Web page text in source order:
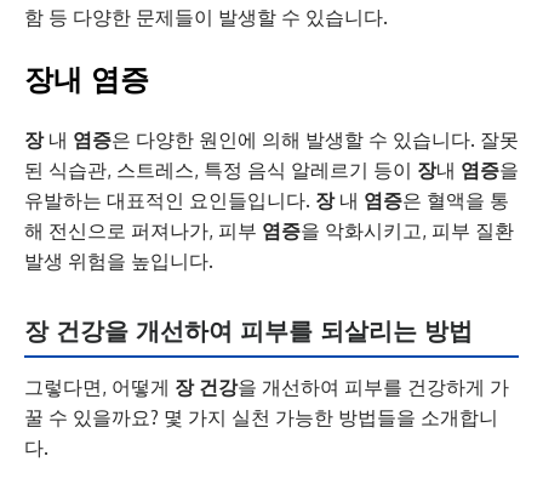
함 등 다양한 문제들이 발생할 수 있습니다.
장내 염증
장내 염증은 다양한 원인에 의해 발생할 수 있습니다. 잘못
된 식습관, 스트레스, 특정 음식 알레르기 등이 장내 염증을
유발하는 대표적인 요인들입니다. 장내 염증은 혈액을 통
해 전신으로 퍼져나가, 피부 염증을 악화시키고, 피부 질환
발생 위험을 높입니다.
장 건강을 개선하여 피부를 되살리는 방법
그렇다면, 어떻게 장 건강을 개선하여 피부를 건강하게 가
꿀 수 있을까요? 몇 가지 실천 가능한 방법들을 소개합니
다.